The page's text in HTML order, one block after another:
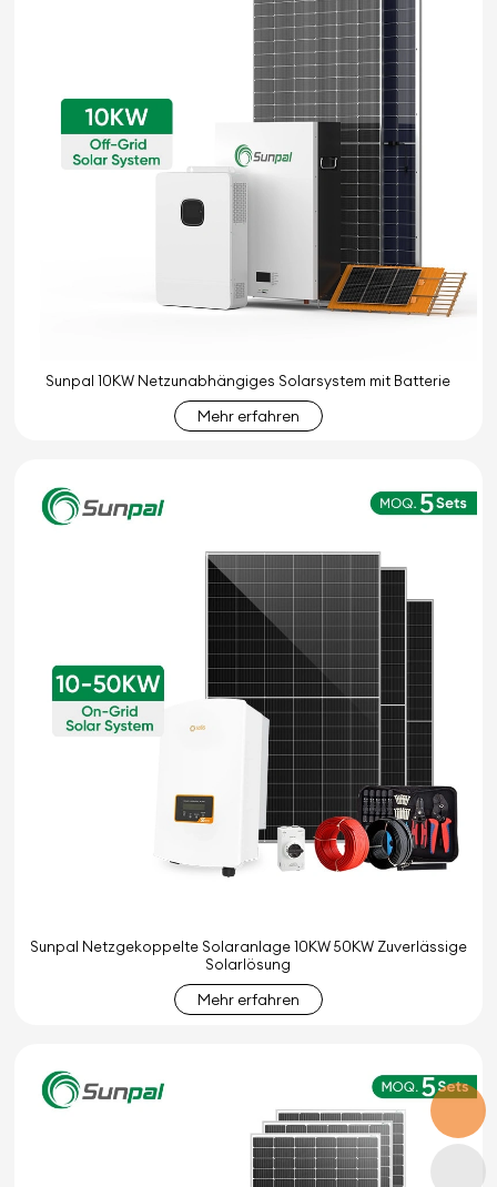
Sunpal 10KW Netzunabhängiges Solarsystem mit Batterie
Mehr erfahren
Sunpal Netzgekoppelte Solaranlage 10KW 50KW Zuverlässige
Solarlösung
Mehr erfahren